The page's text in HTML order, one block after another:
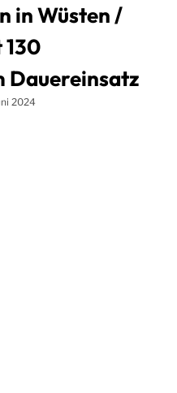
in Wüsten /
Dauereinsatz
2024